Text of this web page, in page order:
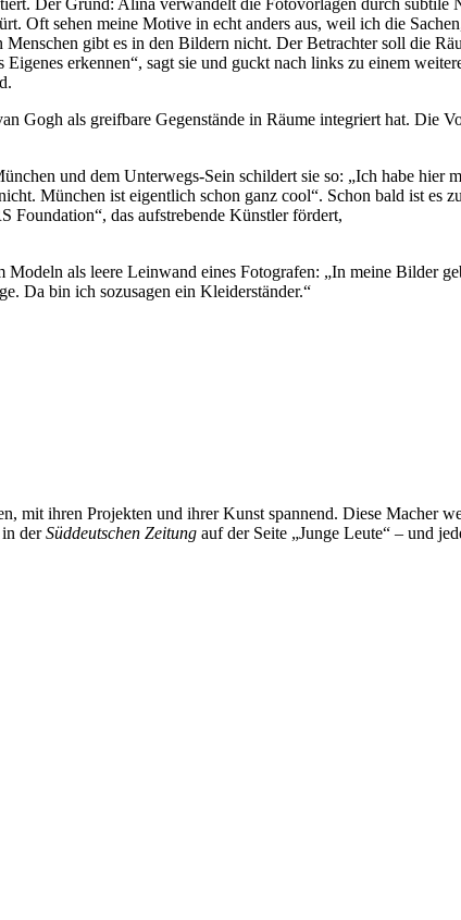
Oft sehen meine Motive in echt anders aus, weil ich die
gibt es in den Bildern nicht. Der Betrachter soll die
erkennen“, sagt sie und guckt nach links zu einem
Gogh als greifbare Gegenstände in Räume integriert hat. Die
und dem Unterwegs-Sein schildert sie so: „Ich habe hier
München ist eigentlich schon ganz cool“. Schon bald ist es
das aufstrebende Künstler fördert,
als leere Leinwand eines Fotografen: „In meine Bilder
Da bin ich sozusagen ein Kleiderständer.“
ihren Projekten und ihrer Kunst spannend. Diese Macher
in derSüddeutschen Zeitung auf der Seite „Junge Leute“ – und